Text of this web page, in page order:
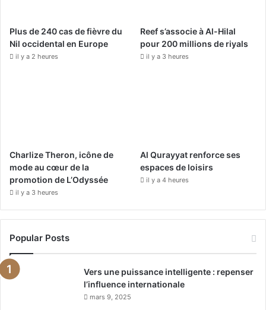
k
a
Plus de 240 cas de fièvre du
Nil occidental en Europe
il y a 2 heures
Reef s’associe à Al-Hilal
pour 200 millions de riyals
il y a 3 heures
Charlize Theron, icône de
mode au cœur de la
promotion de L’Odyssée
il y a 3 heures
Al Qurayyat renforce ses
espaces de loisirs
il y a 4 heures
Popular Posts
Vers une puissance intelligente : repenser
l’influence internationale
mars 9, 2025